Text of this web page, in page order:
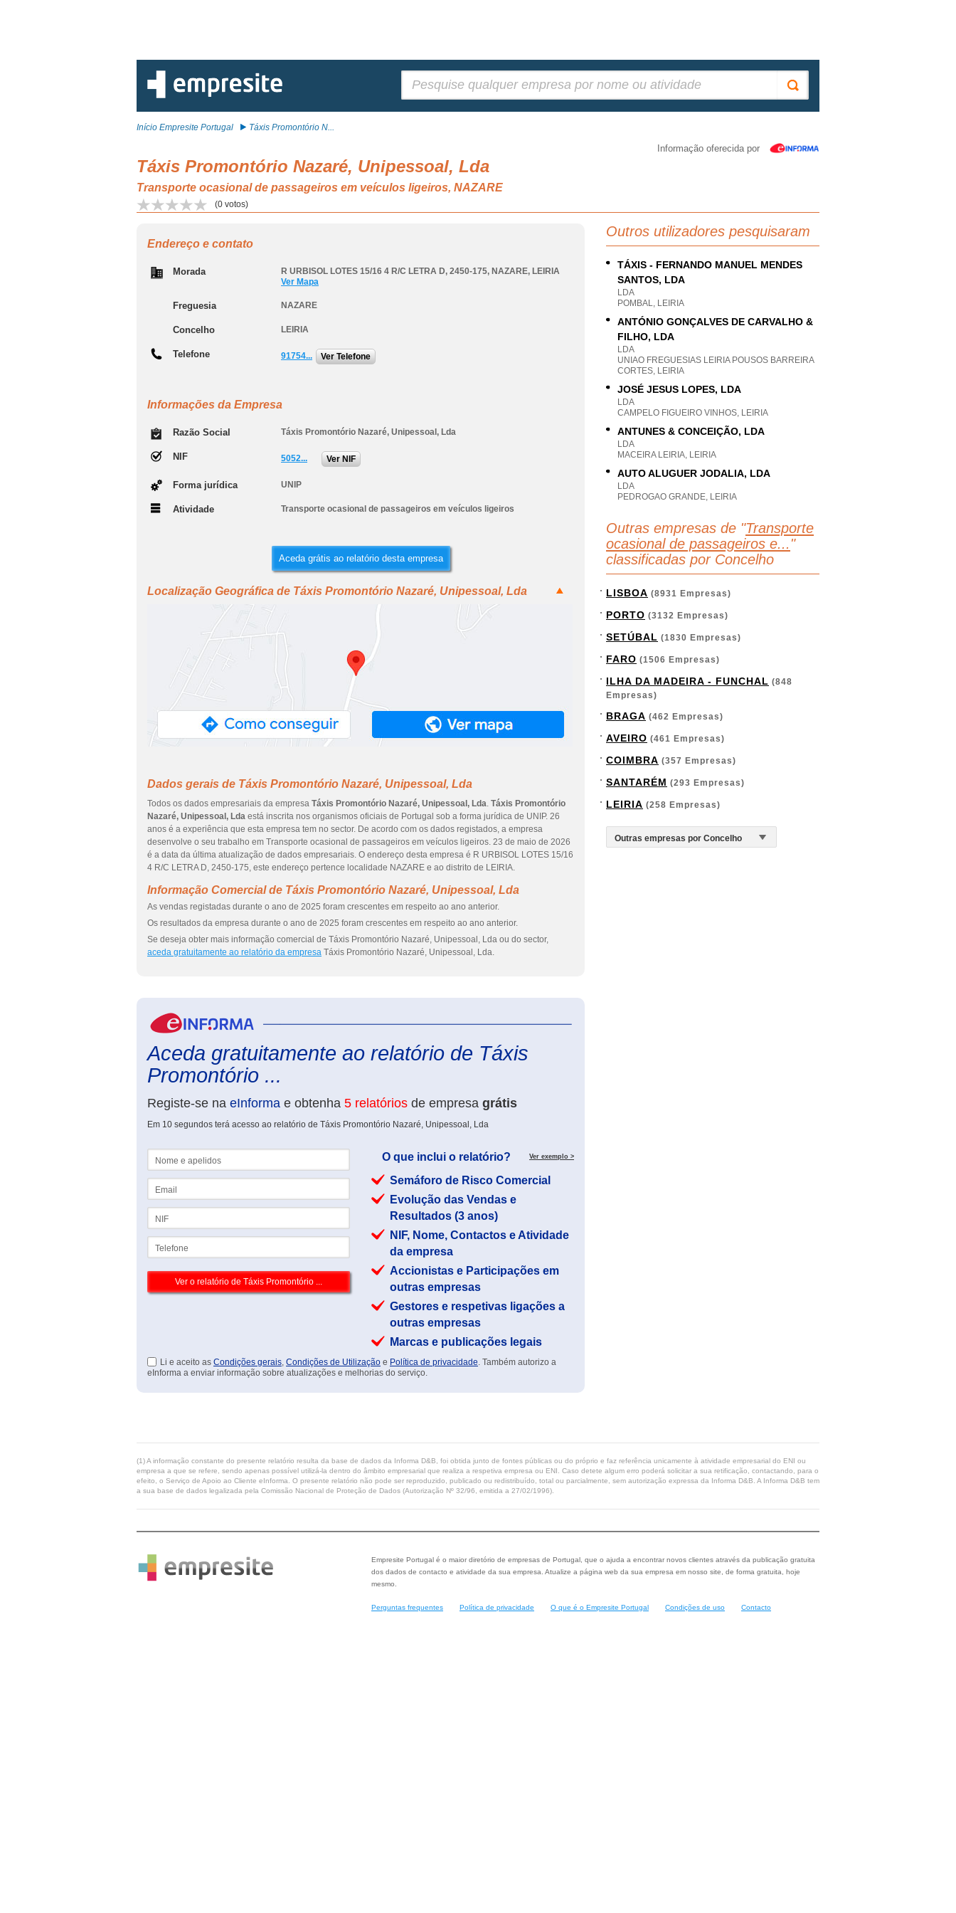
Início Empresite Portugal Táxis Promontório N...
Informação oferecida por
Táxis Promontório Nazaré, Unipessoal, Lda
Transporte ocasional de passageiros em veículos ligeiros, NAZARE
(0 votos)
Endereço e contato
Morada R URBISOL LOTES 15/16 4 R/C LETRA D, 2450-175, NAZARE, LEIRIA
Ver Mapa
Freguesia NAZARE
Concelho LEIRIA
Telefone 91754... Ver Telefone
Informações da Empresa
Razão Social Táxis Promontório Nazaré, Unipessoal, Lda
NIF 5052... Ver NIF
Forma jurídica UNIP
Atividade Transporte ocasional de passageiros em veículos ligeiros
Aceda grátis ao relatório desta empresa
Localização Geográfica de Táxis Promontório Nazaré, Unipessoal, Lda
Dados gerais de Táxis Promontório Nazaré, Unipessoal, Lda
Todos os dados empresariais da empresa Táxis Promontório Nazaré, Unipessoal, Lda. Táxis Promontório
Nazaré, Unipessoal, Lda está inscrita nos organismos oficiais de Portugal sob a forma jurídica de UNIP. 26
anos é a experiência que esta empresa tem no sector. De acordo com os dados registados, a empresa
desenvolve o seu trabalho em Transporte ocasional de passageiros em veículos ligeiros. 23 de maio de 2026
é a data da última atualização de dados empresariais. O endereço desta empresa é R URBISOL LOTES 15/16
4 R/C LETRA D, 2450-175, este endereço pertence localidade NAZARE e ao distrito de LEIRIA.
Informação Comercial de Táxis Promontório Nazaré, Unipessoal, Lda
As vendas registadas durante o ano de 2025 foram crescentes em respeito ao ano anterior.
Os resultados da empresa durante o ano de 2025 foram crescentes em respeito ao ano anterior.
Se deseja obter mais informação comercial de Táxis Promontório Nazaré, Unipessoal, Lda ou do sector,
aceda gratuitamente ao relatório da empresa Táxis Promontório Nazaré, Unipessoal, Lda.
Aceda gratuitamente ao relatório de Táxis
Promontório ...
Registe-se na eInforma e obtenha 5 relatórios de empresa grátis
Em 10 segundos terá acesso ao relatório de Táxis Promontório Nazaré, Unipessoal, Lda
O que inclui o relatório? Ver exemplo >
Semáforo de Risco Comercial
Evolução das Vendas e
Resultados (3 anos)
NIF, Nome, Contactos e Atividade
da empresa
Accionistas e Participações em
outras empresas
Gestores e respetivas ligações a
outras empresas
Marcas e publicações legais
Li e aceito as Condições gerais, Condições de Utilização e Política de privacidade. Também autorizo a
eInforma a enviar informação sobre atualizações e melhorias do serviço.
Outros utilizadores pesquisaram
TÁXIS - FERNANDO MANUEL MENDES
SANTOS, LDA
LDA
POMBAL, LEIRIA
ANTÓNIO GONÇALVES DE CARVALHO &
FILHO, LDA
LDA
UNIAO FREGUESIAS LEIRIA POUSOS BARREIRA
CORTES, LEIRIA
JOSÉ JESUS LOPES, LDA
LDA
CAMPELO FIGUEIRO VINHOS, LEIRIA
ANTUNES & CONCEIÇÃO, LDA
LDA
MACEIRA LEIRIA, LEIRIA
AUTO ALUGUER JODALIA, LDA
LDA
PEDROGAO GRANDE, LEIRIA
Outras empresas de "Transporte
ocasional de passageiros e... "
classificadas por Concelho
LISBOA (8931 Empresas)
PORTO (3132 Empresas)
SETÚBAL (1830 Empresas)
FARO (1506 Empresas)
ILHA DA MADEIRA - FUNCHAL (848
Empresas)
BRAGA (462 Empresas)
AVEIRO (461 Empresas)
COIMBRA (357 Empresas)
SANTARÉM (293 Empresas)
LEIRIA (258 Empresas)
(1) A informação constante do presente relatório resulta da base de dados da Informa D&B, foi obtida junto de fontes públicas ou do próprio e faz referência unicamente à atividade empresarial do ENI ou
empresa a que se refere, sendo apenas possível utilizá-la dentro do âmbito empresarial que realiza a respetiva empresa ou ENI. Caso detete algum erro poderá solicitar a sua retificação, contactando, para o
efeito, o Serviço de Apoio ao Cliente eInforma. O presente relatório não pode ser reproduzido, publicado ou redistribuído, total ou parcialmente, sem autorização expressa da Informa D&B. A Informa D&B tem
a sua base de dados legalizada pela Comissão Nacional de Proteção de Dados (Autorização Nº 32/96, emitida a 27/02/1996).
Empresite Portugal é o maior diretório de empresas de Portugal, que o ajuda a encontrar novos clientes através da publicação gratuita
dos dados de contacto e atividade da sua empresa. Atualize a página web da sua empresa em nosso site, de forma gratuita, hoje
mesmo.
Perguntas frequentes Política de privacidade O que é o Empresite Portugal Condições de uso Contacto